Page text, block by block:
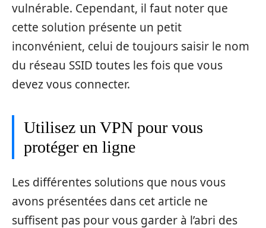
vulnérable. Cependant, il faut noter que
cette solution présente un petit
inconvénient, celui de toujours saisir le nom
du réseau SSID toutes les fois que vous
devez vous connecter.
Utilisez un VPN pour vous
protéger en ligne
Les différentes solutions que nous vous
avons présentées dans cet article ne
suffisent pas pour vous garder à l’abri des